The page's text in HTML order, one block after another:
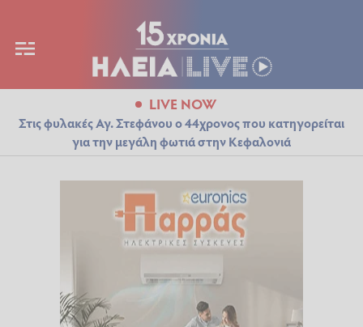
LIVE NOW
Στις φυλακές Αγ. Στεφάνου ο 44χρονος που κατηγορείται
για την μεγάλη φωτιά στην Κεφαλονιά